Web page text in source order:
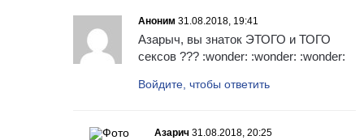
Аноним 31.08.2018, 19:41
Азарыч, вы знаток ЭТОГО и ТОГО
сексов ??? :wonder: :wonder: :wonder:
Войдите, чтобы ответить
Азарич 31.08.2018, 20:25